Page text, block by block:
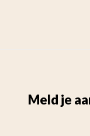
Meld je